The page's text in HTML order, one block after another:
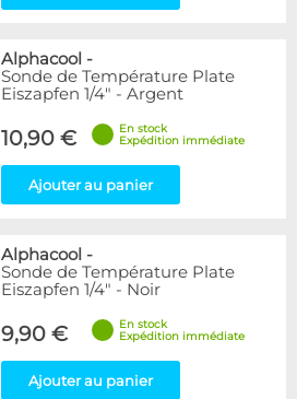
Alphacool -
Sonde de Température Plate
Eiszapfen 1/4" - Argent
10,90 €
En stock
Expédition immédiate
Ajouter au panier
Alphacool -
Sonde de Température Plate
Eiszapfen 1/4" - Noir
9,90 €
En stock
Expédition immédiate
Ajouter au panier